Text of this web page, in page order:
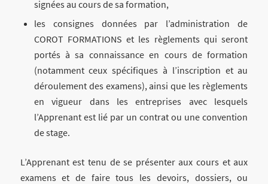
signées au cours de sa formation,
les consignes données par l’administration de
COROT FORMATIONS et les règlements qui seront
portés à sa connaissance en cours de formation
(notamment ceux spécifiques à l’inscription et au
déroulement des examens), ainsi que les règlements
en vigueur dans les entreprises avec lesquels
l’Apprenant est lié par un contrat ou une convention
de stage.
L’Apprenant est tenu de se présenter aux cours et aux
examens et de faire tous les devoirs, dossiers, ou